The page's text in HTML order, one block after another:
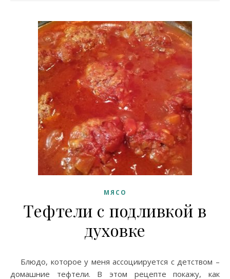
МЯСО
Тефтели с подливкой в
духовке
Блюдо, которое у меня ассоциируется с детством –
домашние тефтели. В этом рецепте покажу, как